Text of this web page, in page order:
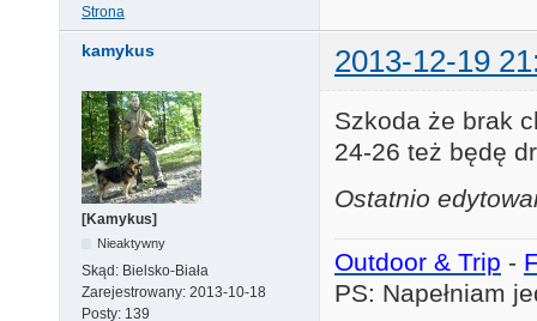
Strona
kamykus 2013-12-19
[Kamykus]
Nieaktywny
Skąd: Bielsko-Biała
Zarejestrowany: 2013-10-18
Posty: 139
Szkoda że brak
24-26 też będę
Ostatnio
Outdoor & Trip -
PS: Napełniam